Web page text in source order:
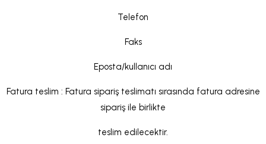
Telefon
Faks
Eposta/kullanıcı adı
Fatura teslim : Fatura sipariş teslimatı sırasında fatura adresine
sipariş ile birlikte
teslim edilecektir.